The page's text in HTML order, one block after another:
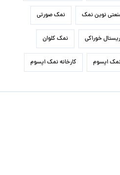
نوین نمک نمک صورتی
خوراکی نمک کلوان
اپسوم کارخانه نمک اپسوم